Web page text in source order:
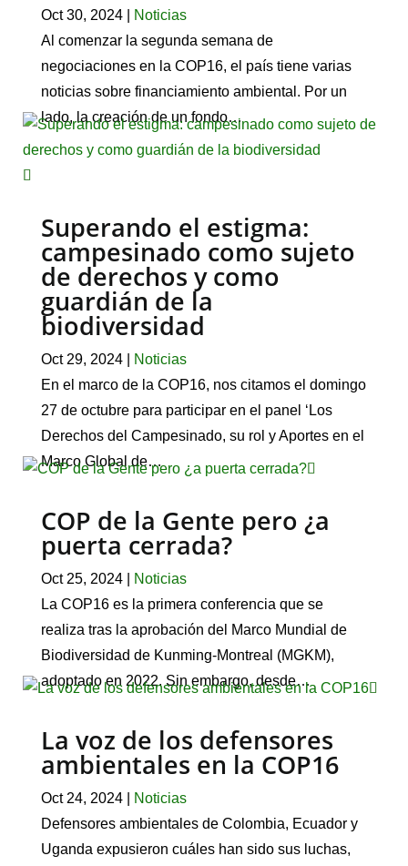
Oct 30, 2024|
Noticias
Al comenzar la segunda semana de
negociaciones en la COP16, el país tiene varias
noticias sobre financiamiento ambiental. Por un
lado, la creación de un fondo…
Superando el estigma:
campesinado como sujeto
de derechos y como
guardián de la
biodiversidad
Oct 29, 2024|
Noticias
En el marco de la COP16, nos citamos el domingo
27 de octubre para participar en el panel ‘Los
Derechos del Campesinado, su rol y Aportes en el
Marco Global de…
COP de la Gente pero ¿a
puerta cerrada?
Oct 25, 2024|
Noticias
La COP16 es la primera conferencia que se
realiza tras la aprobación del Marco Mundial de
Biodiversidad de Kunming-Montreal (MGKM),
adoptado en 2022. Sin embargo, desde…
La voz de los defensores
ambientales en la COP16
Oct 24, 2024|
Noticias
Defensores ambientales de Colombia, Ecuador y
Uganda expusieron cuáles han sido sus luchas,